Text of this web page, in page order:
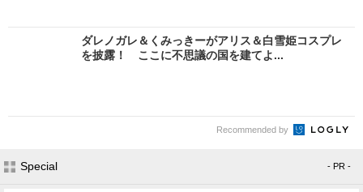
ダレノガレ＆くみっきーがアリス＆白雪姫コスプレ
を披露！ ここに不思議の国を建てよ...
Recommended by
Special - PR -